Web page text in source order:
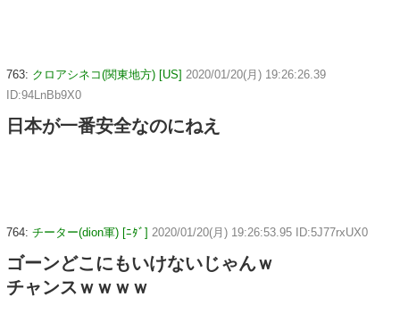
763: クロアシネコ(関東地方) [US] 2020/01/20(月) 19:26:26.39
ID:94LnBb9X0
日本が一番安全なのにねえ
764: チーター(dion軍) [ﾆﾀﾞ] 2020/01/20(月) 19:26:53.95 ID:5J77rxUX0
ゴーンどこにもいけないじゃんｗ
チャンスｗｗｗｗ